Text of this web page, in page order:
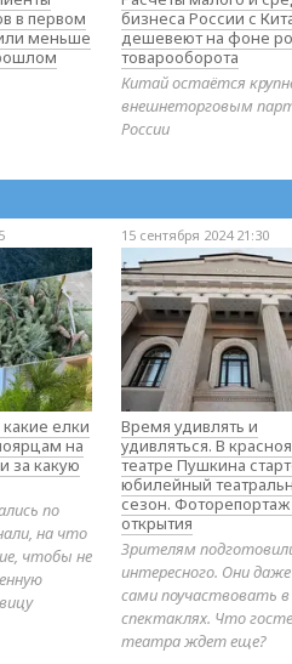
в первом
меньше
бизнеса России с
дешевеют на фоне
товарооборота
Китай остаётся
внешнеторговым
России
елки
на
за какую
по
на что
чтобы не
15 сентября 2024 21:30
Время удивлять и
удивляться. В
театре Пушкина
юбилейный
сезон. Фоторепортаж
открытия
Зрителям
интересного. Они
сами поучаствовать в
спектаклях. Что
театра ждет еще?